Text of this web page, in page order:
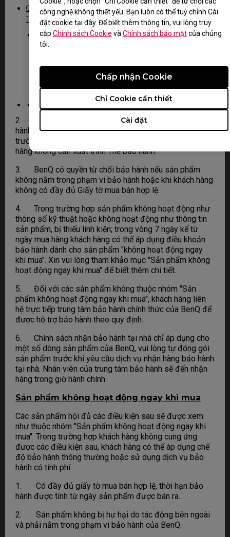
công nghệ không thiết yếu. Bạn luôn có thể tuỳ chỉnh Cài
đặt cookie tại đây. Để biết thêm thông tin, vui lòng truy
cập Chính sách Cookie và Chính sách bảo mậtcủa chúng
tôi.
Cài đặt
Chỉ Cookie cần thiết
Chấp nhận Cookie
Chi nhánh công ty THNN Dịch vụ tin học FPT miền
Tây
Địa chỉ: 56-58 Đường A9 , KDC Hưng Phú,
Phường Hưng Phú, Quận Cái Răng, TP. Cần
Số điện thoại: 029 23 781978
Giờ làm việc: 8:00 - 17:00 (T2 đến T6), 8:00 -
12:00 (T7)
2. Cung cấp Giấy tờ mua bán hợp lệ, thời hạn bảo
hành được tính từ ngày sản phẩm được bán ra. Trong
trường hợp có đầy đủ giấy tờ mua bán hợp lệ, khách
hàng không cần xuất trình Thẻ bảo hành.
3. BenQ có quyền từ chối bảo hành nếu sản phẩm
không nằm trong phạm vi bảo hành hoặc khi khách hàng
không có đầy đủ Giấy tờ mua bán hợp lệ.
4. Trong trường hợp sản phẩm không hoạt động như
thông số kỹ thuật hoặc không hoạt động như thông tin
sản phẩm, bị thiếu linh kiện; trong vòng 7 ngày kể từ
ngày mua hàng khách hàng có thể áp dụng điều khoản
bảo hành dành cho sản phẩm "không hoạt động ngay
khi mua". Xin vui lòng tham khảo mục "Sản phẩm không
hoạt động ngay khi mua" để biết thêm chi tiết.
5. Đối với các sản phẩm không thuộc nhóm "Sản
phẩm không hoạt động ngay khi mua", khách hàng liên
hệ trực tiếp trung tâm bảo hành chính thức của BenQ để
được hỗ trợ bảo hành theo quy định.
6. Chính sách nhận bảo hành tại nhà chỉ áp dụng cho
một số dòng sản phẩm của BenQ, vui lòng tự đóng gói
sản phẩm trước khi yêu cầu dịch vụ nhận hàng bảo hành
tại nhà. Nhân viên của trung tâm bảo hành sẽ đến nhận
hàng trong giờ hành chính.
Sản phẩm không hoạt động ngay khi mua
Các sản phẩm hội đủ các điều kiện sau sẽ được xem
như thuộc nhóm "Sản phẩm không hoạt động ngay khi
mua". Trong trường hợp khách hàng không cung ứng
được các điều kiện sau, khách hàng có thể áp dụng chế
độ bảo hành thông thường hoặc sử dụng dịch vụ bảo
hành có tính phí.
1. Có đầy đủ giấy tờ mua bán hợp lệ, thời hạn bảo
hành được tính từ ngày sản phẩm được bán ra.
2. Sản phẩm không bị hư hại do tác động bên ngoài
và phải nằm trong phạm vi bảo hành của BenQ.